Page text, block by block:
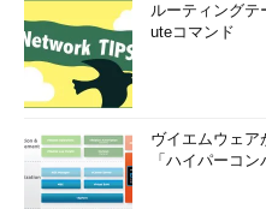
いるNTFSの機能「トラ
「モダンブートメニュー
（？）シャットダウン／
だまされたと思ってお試
のサイズ縮小を“もう一
ちょっと待った！ 個人
Microsoft 365製品ファミ
ルーティングテ
uteコマンド
ヴイエムウェア
「ハイパーコ